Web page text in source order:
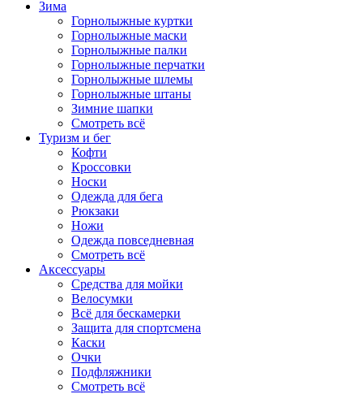
Зима
Горнолыжные куртки
Горнолыжные маски
Горнолыжные палки
Горнолыжные перчатки
Горнолыжные шлемы
Горнолыжные штаны
Зимние шапки
Смотреть всё
Туризм и бег
Кофти
Кроссовки
Носки
Одежда для бега
Рюкзаки
Ножи
Одежда повседневная
Смотреть всё
Аксессуары
Cредства для мойки
Велосумки
Всё для бескамерки
Защита для спортсмена
Каски
Очки
Подфляжники
Смотреть всё